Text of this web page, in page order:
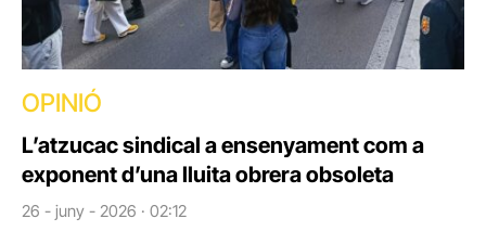
OPINIÓ
L’atzucac sindical a ensenyament com a
exponent d’una lluita obrera obsoleta
26 - juny - 2026 · 02:12